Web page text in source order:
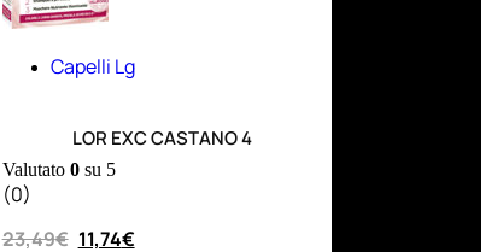
Capelli Lg
LOR EXC CASTANO 4
Valutato 0su 5
(0)
23,49€ 11,74€